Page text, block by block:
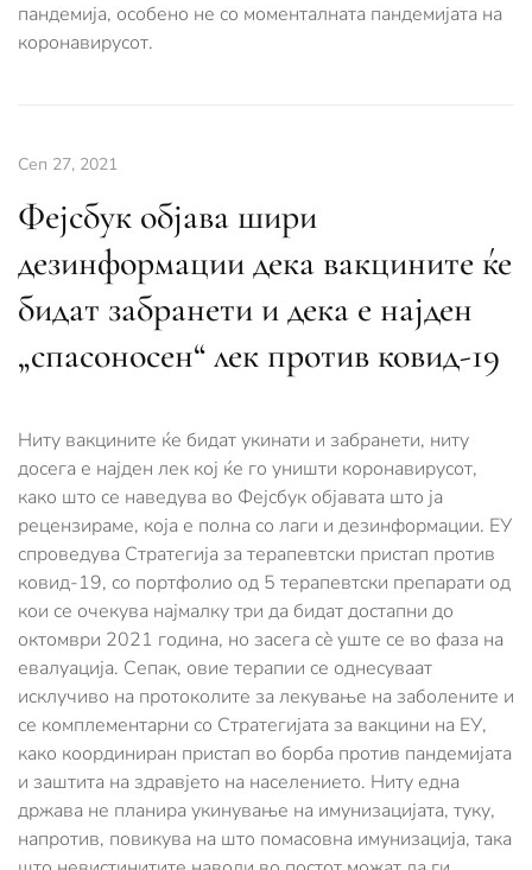
пандемија, особено не со моменталната пандемијата на
коронавирусот.
Сеп 27, 2021
Фејсбук објава шири
дезинформации дека вакцините ќе
бидат забранети и дека е најден
„спасоносен“ лек против ковид-19
Ниту вакцините ќе бидат укинати и забранети, ниту
досега е најден лек кој ќе го уништи коронавирусот,
како што се наведува во Фејсбук објавата што ја
рецензираме, која е полна со лаги и дезинформации. ЕУ
спроведува Стратегија за терапевтски пристап против
ковид-19, со портфолио од 5 терапевтски препарати од
кои се очекува најмалку три да бидат достапни до
октомври 2021 година, но засега сè уште се во фаза на
евалуација. Сепак, овие терапии се однесуваат
исклучиво на протоколите за лекување на заболените и
се комплементарни со Стратегијата за вакцини на ЕУ,
како координиран пристап во борба против пандемијата
и заштита на здравјето на населението. Ниту една
држава не планира укинување на имунизацијата, туку,
напротив, повикува на што помасовна имунизација, така